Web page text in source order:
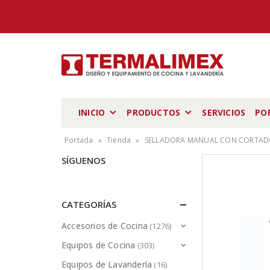
INICIO PRODUCTOS SERVICIOS
Portada » Tienda » SELLADORA MANUAL CON
SÍGUENOS
CATEGORÍAS
Accesorios de Cocina (1276)
Equipos de Cocina (303)
Equipos de Lavandería (16)